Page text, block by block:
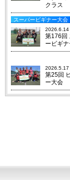
クラス
スーパービギナー大会
2026.6.14
第176回
ービギ
2026.5.17
第25回
ー大会